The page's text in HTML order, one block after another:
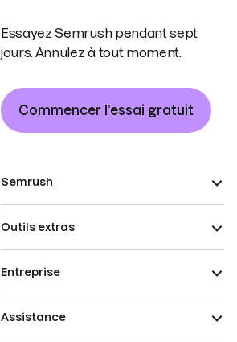
Essayez Semrush pendant sept
jours. Annulez à tout moment.
Commencer l’essai gratuit
Semrush
Outils extras
Entreprise
Assistance